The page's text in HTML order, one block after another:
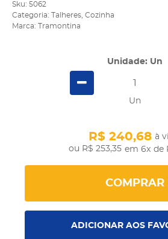
Sku: 5062
Categoria:
Talheres Cozinha
Marca:
Tramontina
Unidade: Un
Un
R$ 253,35
R$ 240,68 à
em 6x de
COMPRAR
ADICIONAR AOS